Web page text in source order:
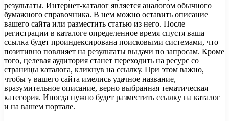
результаты. Интернет-каталог является аналогом обычного
бумажного справочника. В нем можно оставить описание
вашего сайта или разместить статью из него. После
регистрации в каталоге определенное время спустя ваша
ссылка будет проиндексирована поисковыми системами, что
позитивно повлияет на результаты выдачи по запросам. Кроме
того, целевая аудитория станет переходить на ресурс со
страницы каталога, кликнув на ссылку. При этом важно,
чтобы у вашего сайта имелись удачное название,
вразумительное описание, верно выбранная тематическая
категория. Иногда нужно будет разместить ссылку на каталог
и на вашем портале.